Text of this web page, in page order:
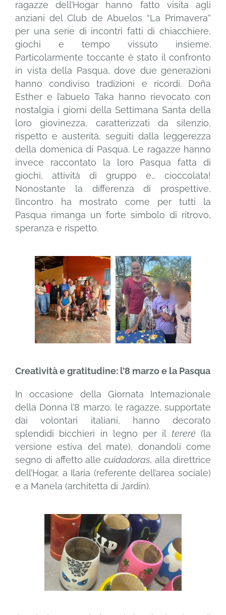
ragazze dell’Hogar hanno fatto visita agli
anziani del Club de Abuelos “La Primavera”
per una serie di incontri fatti di chiacchiere,
giochi e tempo vissuto insieme.
Particolarmente toccante è stato il confronto
in vista della Pasqua, dove due generazioni
hanno condiviso tradizioni e ricordi. Doña
Esther e l’abuelo Taka hanno rievocato con
nostalgia i giorni della Settimana Santa della
loro giovinezza, caratterizzati da silenzio,
rispetto e austerità, seguiti dalla leggerezza
della domenica di Pasqua. Le ragazze hanno
invece raccontato la loro Pasqua fatta di
giochi, attività di gruppo e… cioccolata!
Nonostante la differenza di prospettive,
l’incontro ha mostrato come per tutti la
Pasqua rimanga un forte simbolo di ritrovo,
speranza e rispetto.
Creatività e gratitudine: l’8 marzo e la Pasqua
In occasione della Giornata Internazionale
della Donna l’8 marzo, le ragazze, supportate
dai volontari italiani, hanno decorato
splendidi bicchieri in legno per il tereré (la
versione estiva del mate), donandoli come
segno di affetto allecuidadoras, alla direttrice
dell’Hogar, a Ilaria (referente dell’area sociale)
e a Manela (architetta di Jardin).